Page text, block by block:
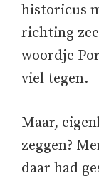
historicus
richting
woordje
viel tegen.
Maar,
zeggen?
daar had